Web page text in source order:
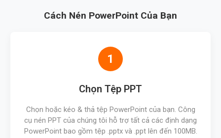
Cách Nén PowerPoint Của Bạn
1
Chọn Tệp PPT
Chọn hoặc kéo & thả tệp PowerPoint của bạn. Công
cụ nén PPT của chúng tôi hỗ trợ tất cả các định dạng
PowerPoint bao gồm tệp .pptx và .ppt lên đến 100MB.